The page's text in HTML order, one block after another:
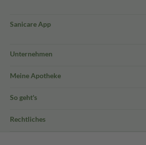
Sanicare App
Unternehmen
Meine Apotheke
So geht's
Rechtliches